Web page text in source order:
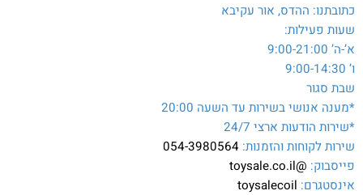
כתובתנו: ההדס, אור עקיבא
שעות פעילות:
א’-ה’ 9:00-21:00
ו’ 9:00-14:30
שבת סגור
*מענה אנושי בשירות עד השעה 20:00
*שירות הודעות ארצי 24/7
שירות לקוחות והזמנות: 054-3980564
פייסבוק: @toysale.co.il
אינסטגרם: toysalecoil